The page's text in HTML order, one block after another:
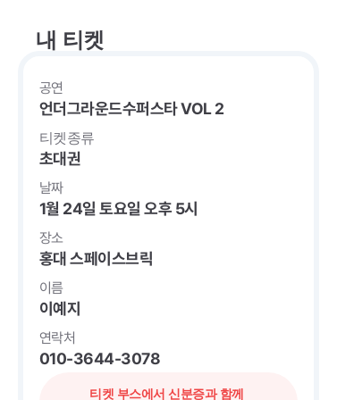
내 티켓
공연
언더그라운드수퍼스타 VOL 2
티켓종류
초대권
날짜
1월 24일 토요일 오후 5시
장소
홍대 스페이스브릭
이름
이예지
연락처
010-3644-3078
티켓 부스에서 신분증과 함께